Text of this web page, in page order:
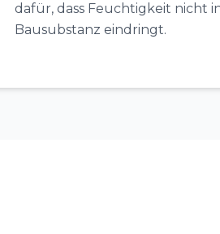
dafür, dass Feuchtigkeit nicht
Bausubstanz eindringt.